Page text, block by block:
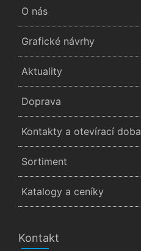
O nás
Grafické návrhy
Aktuality
Doprava
Kontakty a otevírací doba
Sortiment
Katalogy a ceníky
Kontakt